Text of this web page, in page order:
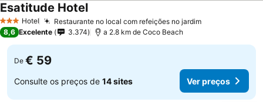
3 EstrelasHotel Restaurante no local com refeições no jardim
Esatitude Hotel
8,6 Excelente 3.374 a 2.8 km de Coco Beach
De € 59
Consulte os preços de 14 sites Ver preços